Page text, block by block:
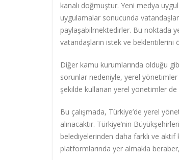
kanalı doğmuştur. Yeni medya
uygulamalar sonucunda
paylaşabilmektedirler. Bu noktada
vatandaşların istek ve beklentilerini
Diğer kamu kurumlarında olduğu
sorunlar nedeniyle, yerel
şekilde kullanan yerel yönetimler
Bu çalışmada, Türkiye’de yerel
alınacaktır. Türkiye’nin
belediyelerinden daha farklı ve
platformlarında yer almakla